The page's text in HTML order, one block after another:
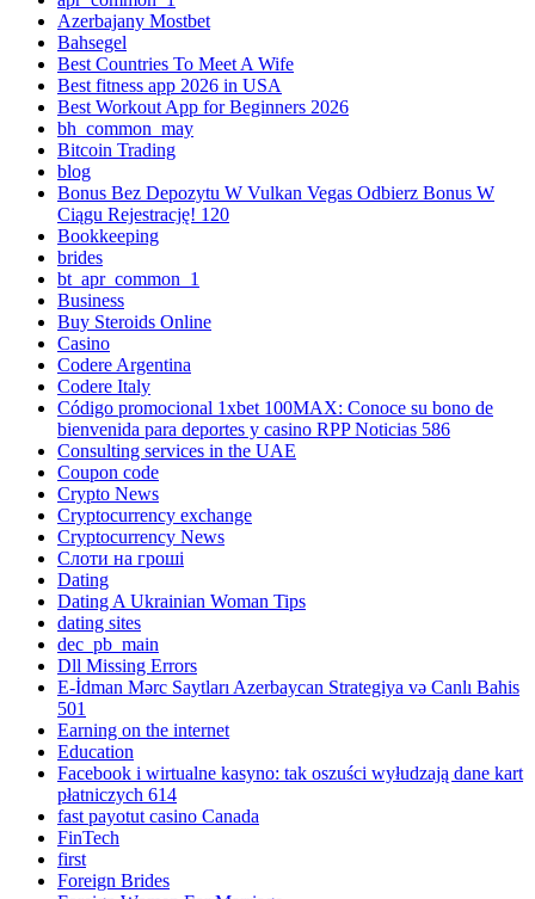
Azerbajany Mostbet
Bahsegel
Best Countries To Meet A Wife
Best fitness app 2026 in USA
Best Workout App for Beginners 2026
bh_common_may
Bitcoin Trading
blog
Bonus Bez Depozytu W Vulkan Vegas Odbierz Bonus W
Ciągu Rejestrację! 120
Bookkeeping
brides
bt_apr_common_1
Business
Buy Steroids Online
Casino
Codere Argentina
Codere Italy
Código promocional 1xbet 100MAX: Conoce su bono de
bienvenida para deportes y casino RPP Noticias 586
Consulting services in the UAE
Coupon code
Crypto News
Cryptocurrency exchange
Cryptocurrency News
Cлоти на гроші
Dating
Dating A Ukrainian Woman Tips
dating sites
dec_pb_main
Dll Missing Errors
E-İdman Mərc Saytları Azerbaycan Strategiya və Canlı Bahis
501
Earning on the internet
Education
Facebook i wirtualne kasyno: tak oszuści wyłudzają dane kart
płatniczych 614
fast payotut casino Canada
FinTech
first
Foreign Brides